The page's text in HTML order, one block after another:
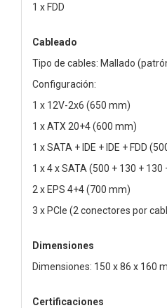
1 x FDD
Cableado
Tipo de cables: Mallado
Configuración:
1 x 12V-2x6 (650 mm)
1 x ATX 20+4 (600 mm)
1 x SATA + IDE + IDE + FDD
1 x 4 x SATA (500 + 130 + 130
2 x EPS 4+4 (700 mm)
3 x PCIe (2 conectores por
Dimensiones
Dimensiones: 150 x 86 x 160
Certificaciones